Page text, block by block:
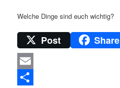
Welche Dinge sind euch wichtig?
Post Share
Email